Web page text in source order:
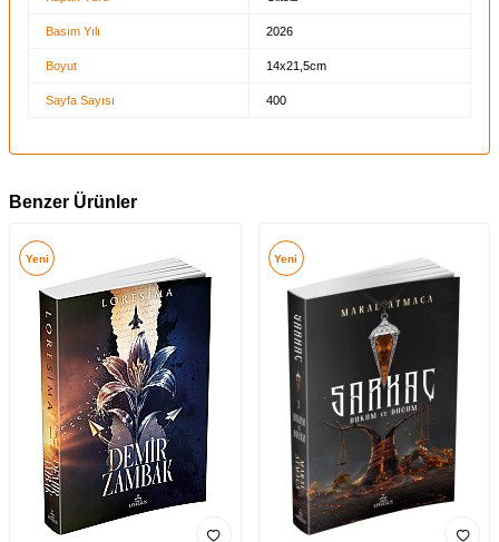
Basım Yılı 2026
Boyut 14x21,5cm
Sayfa Sayısı 400
Benzer Ürünler
Yeni Yeni